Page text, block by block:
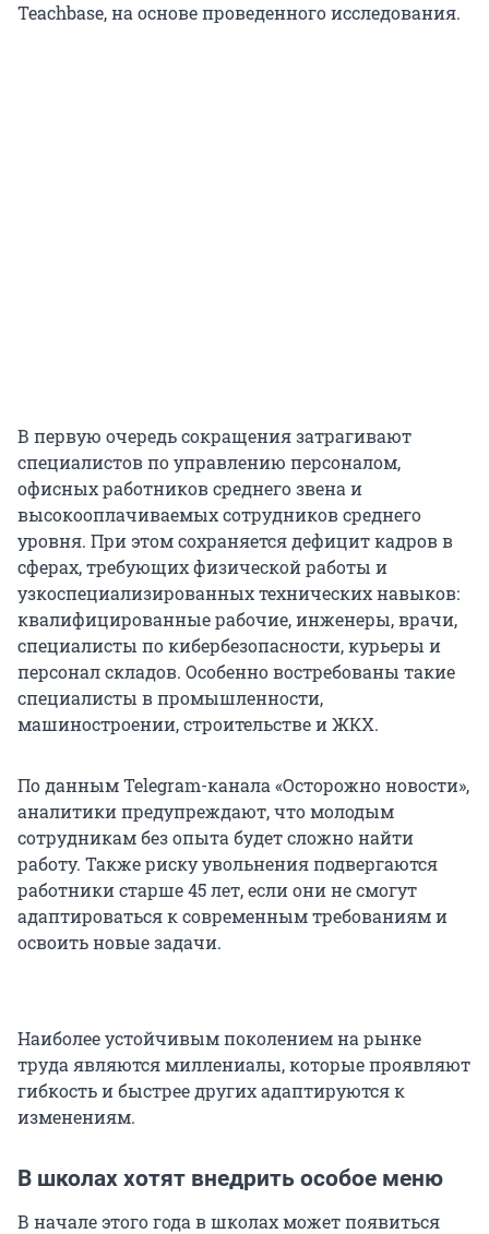
Teachbase, на основе проведенного исследования.
В первую очередь сокращения затрагивают
специалистов по управлению персоналом,
офисных работников среднего звена и
высокооплачиваемых сотрудников среднего
уровня. При этом сохраняется дефицит кадров в
сферах, требующих физической работы и
узкоспециализированных технических навыков:
квалифицированные рабочие, инженеры, врачи,
специалисты по кибербезопасности, курьеры и
персонал складов. Особенно востребованы такие
специалисты в промышленности,
машиностроении, строительстве и ЖКХ.
По данным Telegram-канала «Осторожно новости»,
аналитики предупреждают, что молодым
сотрудникам без опыта будет сложно найти
работу. Также риску увольнения подвергаются
работники старше 45 лет, если они не смогут
адаптироваться к современным требованиям и
освоить новые задачи.
Наиболее устойчивым поколением на рынке
труда являются миллениалы, которые проявляют
гибкость и быстрее других адаптируются к
изменениям.
В школах хотят внедрить особое меню
В начале этого года в школах может появиться